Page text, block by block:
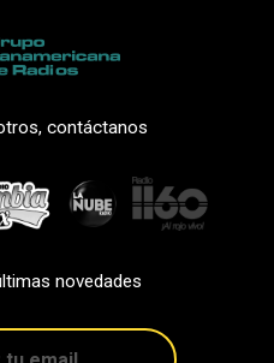
contáctanos
novedades